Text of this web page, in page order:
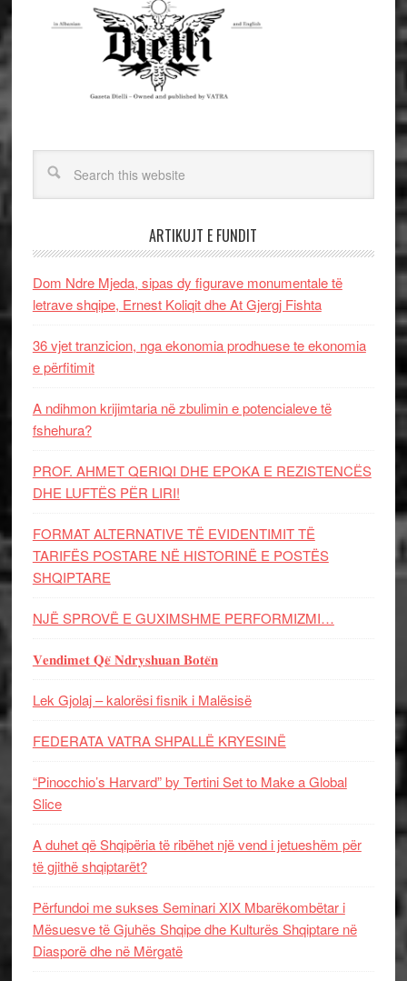
ARTIKUJT E FUNDIT
Dom Ndre Mjeda, sipas dy figurave monumentale të
letrave shqipe, Ernest Koliqit dhe At Gjergj Fishta
36 vjet tranzicion, nga ekonomia prodhuese te ekonomia
e përfitimit
A ndihmon krijimtaria në zbulimin e potencialeve të
fshehura?
PROF. AHMET QERIQI DHE EPOKA E REZISTENCЁS
DHE LUFTЁS PЁR LIRI!
FORMAT ALTERNATIVE TË EVIDENTIMIT TË
TARIFËS POSTARE NË HISTORINË E POSTËS
SHQIPTARE
NJË SPROVË E GUXIMSHME PERFORMIZMI…
𝐕𝐞𝐧𝐝𝐢𝐦𝐞𝐭 𝐐𝐞̈ 𝐍𝐝𝐫𝐲𝐬𝐡𝐮𝐚𝐧 𝐁𝐨𝐭𝐞̈𝐧
Lek Gjolaj – kalorësi fisnik i Malësisë
FEDERATA VATRA SHPALLË KRYESINË
“Pinocchio’s Harvard” by Tertini Set to Make a Global
Slice
A duhet që Shqipëria të ribëhet një vend i jetueshëm për
të gjithë shqiptarët?
Përfundoi me sukses Seminari XIX Mbarëkombëtar i
Mësuesve të Gjuhës Shqipe dhe Kulturës Shqiptare në
Diasporë dhe në Mërgatë